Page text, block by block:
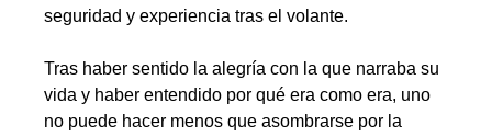
seguridad y experiencia tras el volante.
Tras haber sentido la alegría con la que narraba su
vida y haber entendido por qué era como era, uno
no puede hacer menos que asombrarse por la